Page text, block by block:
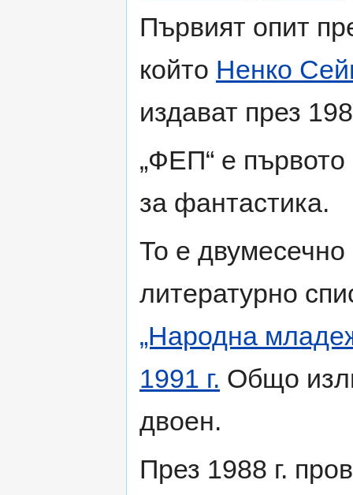
Първият опит
който Ненко
издават през
„ФЕП“ е
за фантастика.
То е
литературно
„Народна
1991 г. Общо
двоен.
През 1988 г.